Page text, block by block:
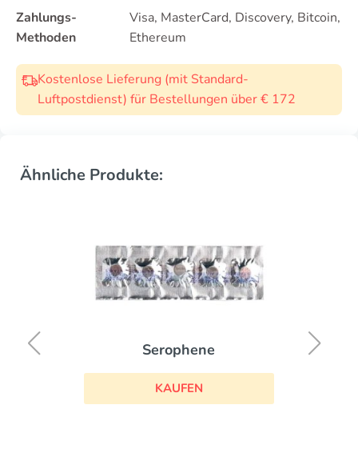
Zahlungs-
Methoden
Visa, MasterCard, Discovery, Bitcoin,
Ethereum
Kostenlose Lieferung (mit Standard-
Luftpostdienst) für Bestellungen über € 172
Ähnliche Produkte:
Serophene
KAUFEN